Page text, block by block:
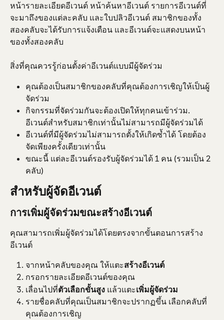
หน้ารายละเอียดอีเวนต์ หน้าค้นหาอีเวนต์ รายการอีเวนต์ที่
จะมาถึงของแต่ละคลับ และใบปลิวอีเวนต์ สมาชิกของทั้ง
สองคลับจะได้รับการแจ้งเตือน และอีเวนต์จะแสดงบนหน้า
ของทั้งสองคลับ
สิ่งที่คุณควรรู้ก่อนตั้งค่าอีเวนต์แบบมีผู้จัดร่วม
คุณต้องเป็นสมาชิกของคลับที่คุณต้องการเชิญให้เป็นผู้
จัดร่วม
กิจกรรมที่จัดร่วมกันจะต้องเปิดให้ทุกคนเข้าร่วม.
อีเวนต์สำหรับสมาชิกเท่านั้นไม่สามารถมีผู้จัดร่วมได้
อีเวนต์ที่มีผู้จัดร่วมไม่สามารถตั้งให้เกิดซ้ำได้ โดยต้อง
จัดเพียงครั้งเดียวเท่านั้น
ขณะนี้ แต่ละอีเวนต์รองรับผู้จัดร่วมได้ 1 คน (รวมเป็น 2
คลับ)
สำหรับผู้จัดอีเวนต์
การเพิ่มผู้จัดร่วมขณะสร้างอีเวนต์
คุณสามารถเพิ่มผู้จัดร่วมได้โดยตรงจากขั้นตอนการสร้าง
อีเวนต์
จากหน้าคลับของคุณ ให้แตะสร้างอีเวนต์
กรอกรายละเอียดอีเวนต์ของคุณ
เลื่อนไปที่ตัวเลือกขั้นสูง แล้วแตะเพิ่มผู้จัดร่วม
รายชื่อคลับที่คุณเป็นสมาชิกจะปรากฏขึ้น เลือกคลับที่
คุณต้องการเชิญ